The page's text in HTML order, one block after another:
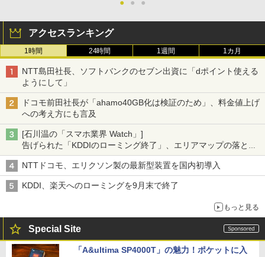
● ● ●
アクセスランキング
1時間 24時間 1週間 1カ月
NTT島田社長、ソフトバンクのセブン出資に「dポイント使える
ようにして」
ドコモ前田社長が「ahamo40GB化は検証のため」、料金値上げ
への考え方にも言及
[石川温の「スマホ業界 Watch」]
告げられた「KDDIのローミング終了」、エリアマップの落とし
穴と楽天モバイルの課題
NTTドコモ、エリクソン製の最新型装置を国内初導入
KDDI、楽天へのローミングを9月末で終了
もっと見る
Special Site
「A&ultima SP4000T」の魅力！ポケットに入